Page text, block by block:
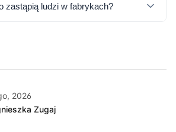
zastąpią ludzi w fabrykach?
2026
Zugaj